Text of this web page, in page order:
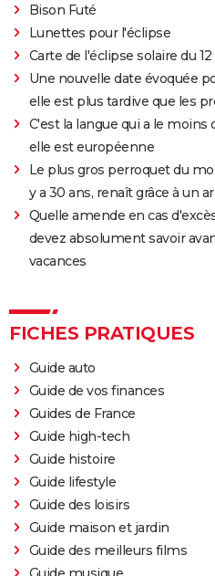
Bison Futé
Lunettes pour l'éclipse
Carte de l'éclipse solaire du
Une nouvelle date évoquée
elle est plus tardive que les
C'est la langue qui a le moins
elle est européenne
Le plus gros perroquet du
y a 30 ans, renaît grâce à un
Quelle amende en cas
devez absolument savoir
vacances
FICHES PRATIQUES
Guide auto
Guide de vos finances
Guides de France
Guide high-tech
Guide histoire
Guide lifestyle
Guide des loisirs
Guide maison et jardin
Guide des meilleurs films